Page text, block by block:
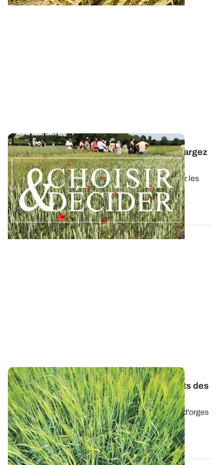
Céréales à paille conduites en bio : téléchargez
la synthèse des essais 2025
Dans ce nouveau guide Choisir & Décider, retrouvez les
résultats des essais du réseau...
09 DÉC. 2025
Orges de printemps : les premiers résultats des
essais variétés 2025
Retrouvez les résultats de rendement des variétés d'orges
de printemps évaluées en 2025...
29 SEPT. 2025